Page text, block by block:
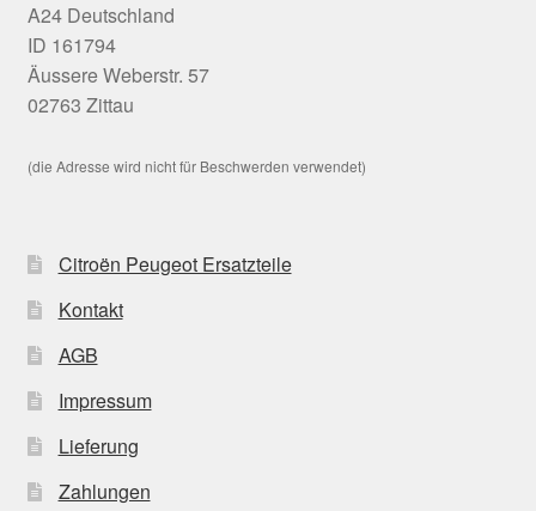
A24 Deutschland
ID 161794
Äussere Weberstr. 57
02763 Zittau
(die Adresse wird nicht für Beschwerden verwendet)
Citroën Peugeot Ersatzteile
Kontakt
AGB
Impressum
Lieferung
Zahlungen